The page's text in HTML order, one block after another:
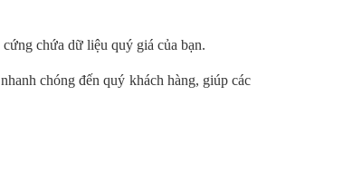
chứa dữ liệu quý giá của bạn.
chóng đến quý khách hàng, giúp các